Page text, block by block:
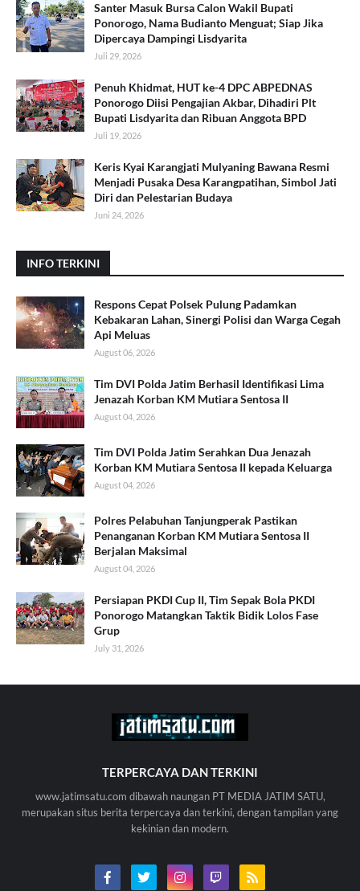
Santer Masuk Bursa Calon Wakil Bupati
Ponorogo, Nama Budianto Menguat; Siap Jika
Dipercaya Dampingi Lisdyarita
Juli 29, 2026
Penuh Khidmat, HUT ke-4 DPC ABPEDNAS
Ponorogo Diisi Pengajian Akbar, Dihadiri Plt
Bupati Lisdyarita dan Ribuan Anggota BPD
Juli 19, 2026
Keris Kyai Karangjati Mulyaning Bawana Resmi
Menjadi Pusaka Desa Karangpatihan, Simbol Jati
Diri dan Pelestarian Budaya
Juni 24, 2026
INFO TERKINI
Respons Cepat Polsek Pulung Padamkan
Kebakaran Lahan, Sinergi Polisi dan Warga Cegah
Api Meluas
August 06, 2026
Tim DVI Polda Jatim Berhasil Identifikasi Lima
Jenazah Korban KM Mutiara Sentosa II
August 04, 2026
Tim DVI Polda Jatim Serahkan Dua Jenazah
Korban KM Mutiara Sentosa II kepada Keluarga
August 04, 2026
Polres Pelabuhan Tanjungperak Pastikan
Penanganan Korban KM Mutiara Sentosa II
Berjalan Maksimal
August 04, 2026
Persiapan PKDI Cup II, Tim Sepak Bola PKDI
Ponorogo Matangkan Taktik Bidik Lolos Fase
Grup
July 31, 2026
TERPERCAYA DAN TERKINI
www.jatimsatu.com dibawah naungan PT MEDIA JATIM SATU,
merupakan situs berita terpercaya dan terkini, dengan tampilan yang
kekinian dan modern.